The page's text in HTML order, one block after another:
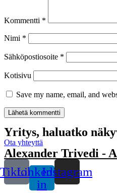
Kommentti *
Nimi *
Sähköpostiosoite *
Kotisivu
Save my name, email, and
Yritys, haluatko
Ota yhteyttä
Alexander Trivedi -
TiktokLinkedin-
in
Instagram